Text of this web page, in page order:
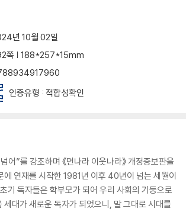
년 10월 02일
쪽 | 188*257*15mm
인증유형 : 적합성확인
어”를 강조하며 《먼나라 이웃나라》 개정증보판을
에 연재를 시작한 1981년 이후 40년이 넘는 세월이
기 독자들은 학부모가 되어 우리 사회의 기둥으로
세대가 새로운 독자가 되었으니, 말 그대로 시대를